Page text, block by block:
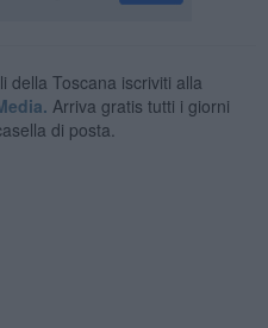
della Toscana iscriviti alla
Arriva gratis tutti i giorni
di posta.